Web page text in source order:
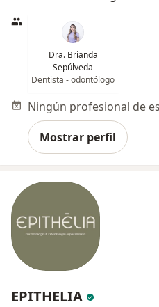
Dra. Brianda
Sepúlveda
Dentista - odontólogo
Mostrar perfil
EPITHELIA